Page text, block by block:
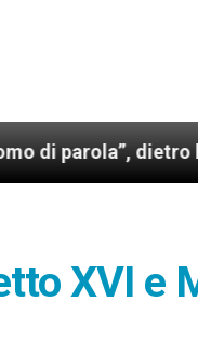
dietro le quinte
XVI e